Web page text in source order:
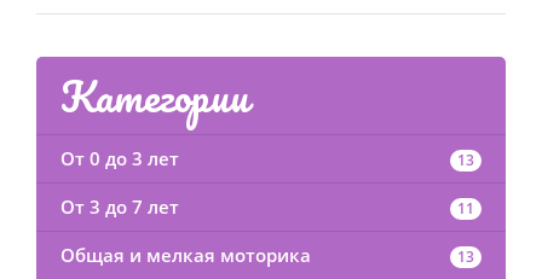
Категории
От 0 до 3 лет 13
От 3 до 7 лет 11
Общая и мелкая моторика 13